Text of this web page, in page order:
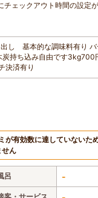
ェックアウト時間の設定
し 基本的な調味料有り
炭持ち込み自由です
決済有り
が有効数に達していないた
せん
呂 -